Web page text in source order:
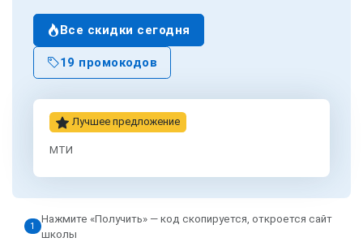
Все скидки сегодня
19 промокодов
Лучшее предложение
МТИ
1
Нажмите «Получить» — код скопируется, откроется сайт
школы